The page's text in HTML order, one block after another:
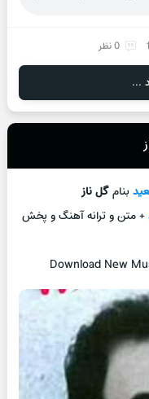
0 نظر
...
بنامگل ناز
+ متن و ترانه آهنگ و پخش
Download New